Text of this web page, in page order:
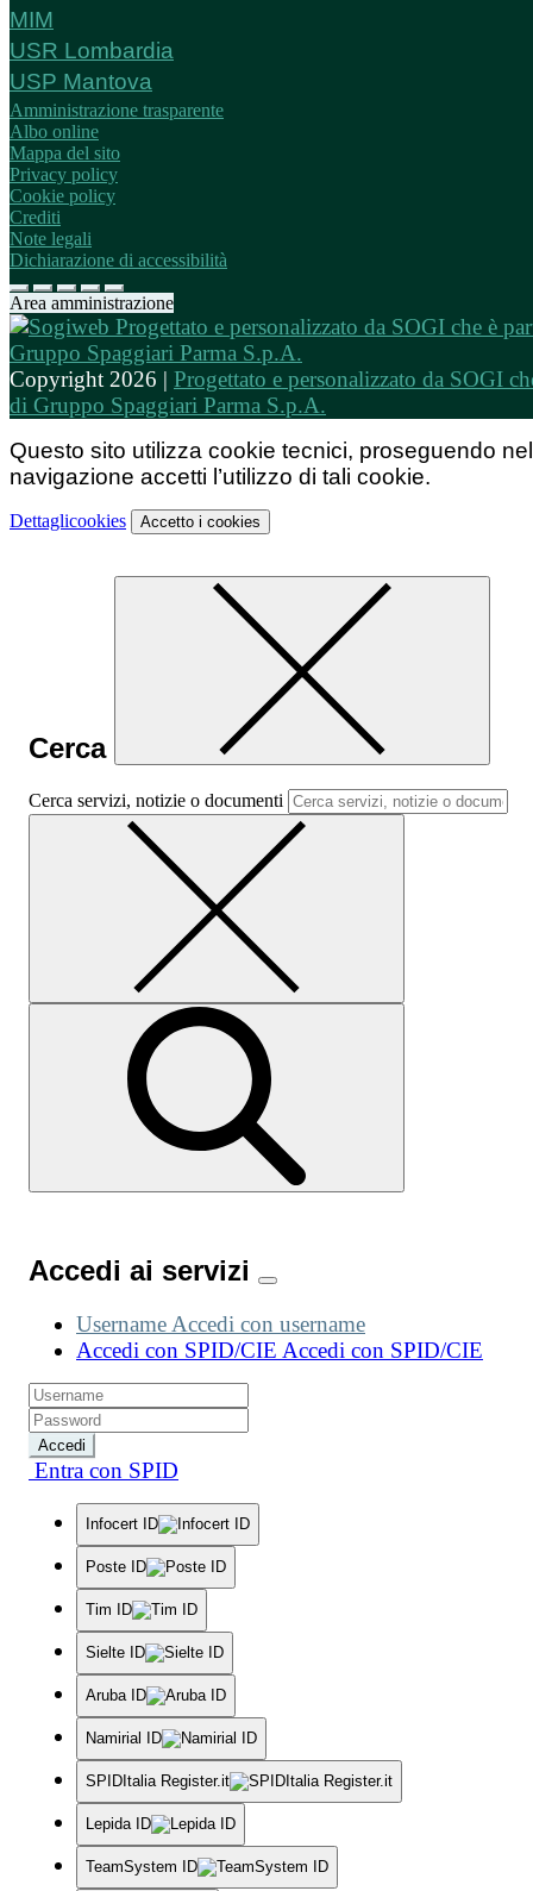
MIM
USR Lombardia
USP Mantova
Amministrazione trasparente
Albo online
Mappa del sito
Privacy policy
Cookie policy
Crediti
Note legali
Dichiarazione di accessibilità
Area amministrazione
Copyright 2026 | Progettato e personalizzato da SOGI
di Gruppo Spaggiari Parma S.p.A.
Questo sito utilizza cookie tecnici, proseguendo
navigazione accetti l’utilizzo di tali cookie.
Dettaglicookies Accetto i cookies
Cerca
Cerca servizi, notizie o documenti
Accedi ai servizi
Username Accedi con username
Accedi con SPID/CIE Accedi con SPID/CIE
Accedi
Entra con SPID
Infocert ID
Poste ID
Tim ID
Sielte ID
Aruba ID
Namirial ID
SPIDItalia Register.it
Lepida ID
TeamSystem ID